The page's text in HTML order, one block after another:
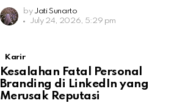
by Jati Sunarto
July 24, 2026, 5:29 pm
Karir
Kesalahan Fatal Personal
Branding di LinkedIn yang
Merusak Reputasi